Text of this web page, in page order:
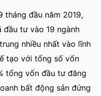
tháng đầu năm 2019,
tư vào 19 ngành
nhiều nhất vào lĩnh
tạo với tổng số vốn
tổng vốn đầu tư đăng
bất động sản đứng